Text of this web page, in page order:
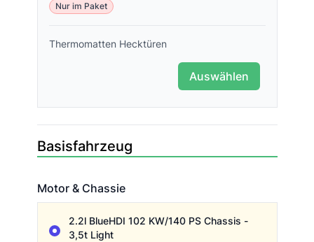
Nur im Paket
Thermomatten Hecktüren
Auswählen
Basisfahrzeug
Motor & Chassie
2.2l BlueHDI 102 KW/140 PS Chassis -
3,5t Light